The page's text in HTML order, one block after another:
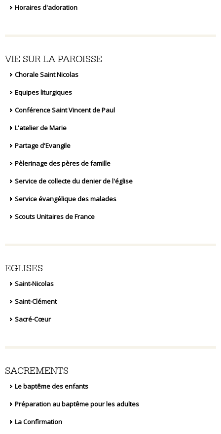
Horaires d'adoration
VIE SUR LA PAROISSE
Chorale Saint Nicolas
Equipes liturgiques
Conférence Saint Vincent de Paul
L'atelier de Marie
Partage d'Evangile
Pèlerinage des pères de famille
Service de collecte du denier de l'église
Service évangélique des malades
Scouts Unitaires de France
EGLISES
Saint-Nicolas
Saint-Clément
Sacré-Cœur
SACREMENTS
Le baptême des enfants
Préparation au baptême pour les adultes
La Confirmation